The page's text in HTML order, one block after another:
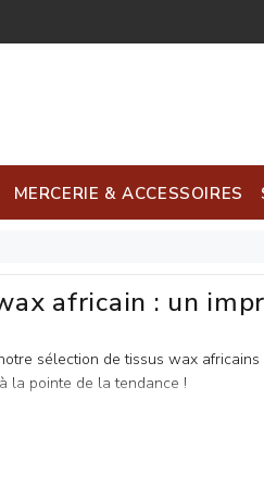
MERCERIE & ACCESSOIRES
africain : un
sélection de tissus wax
la pointe de la tendance !
histoire des tissus en